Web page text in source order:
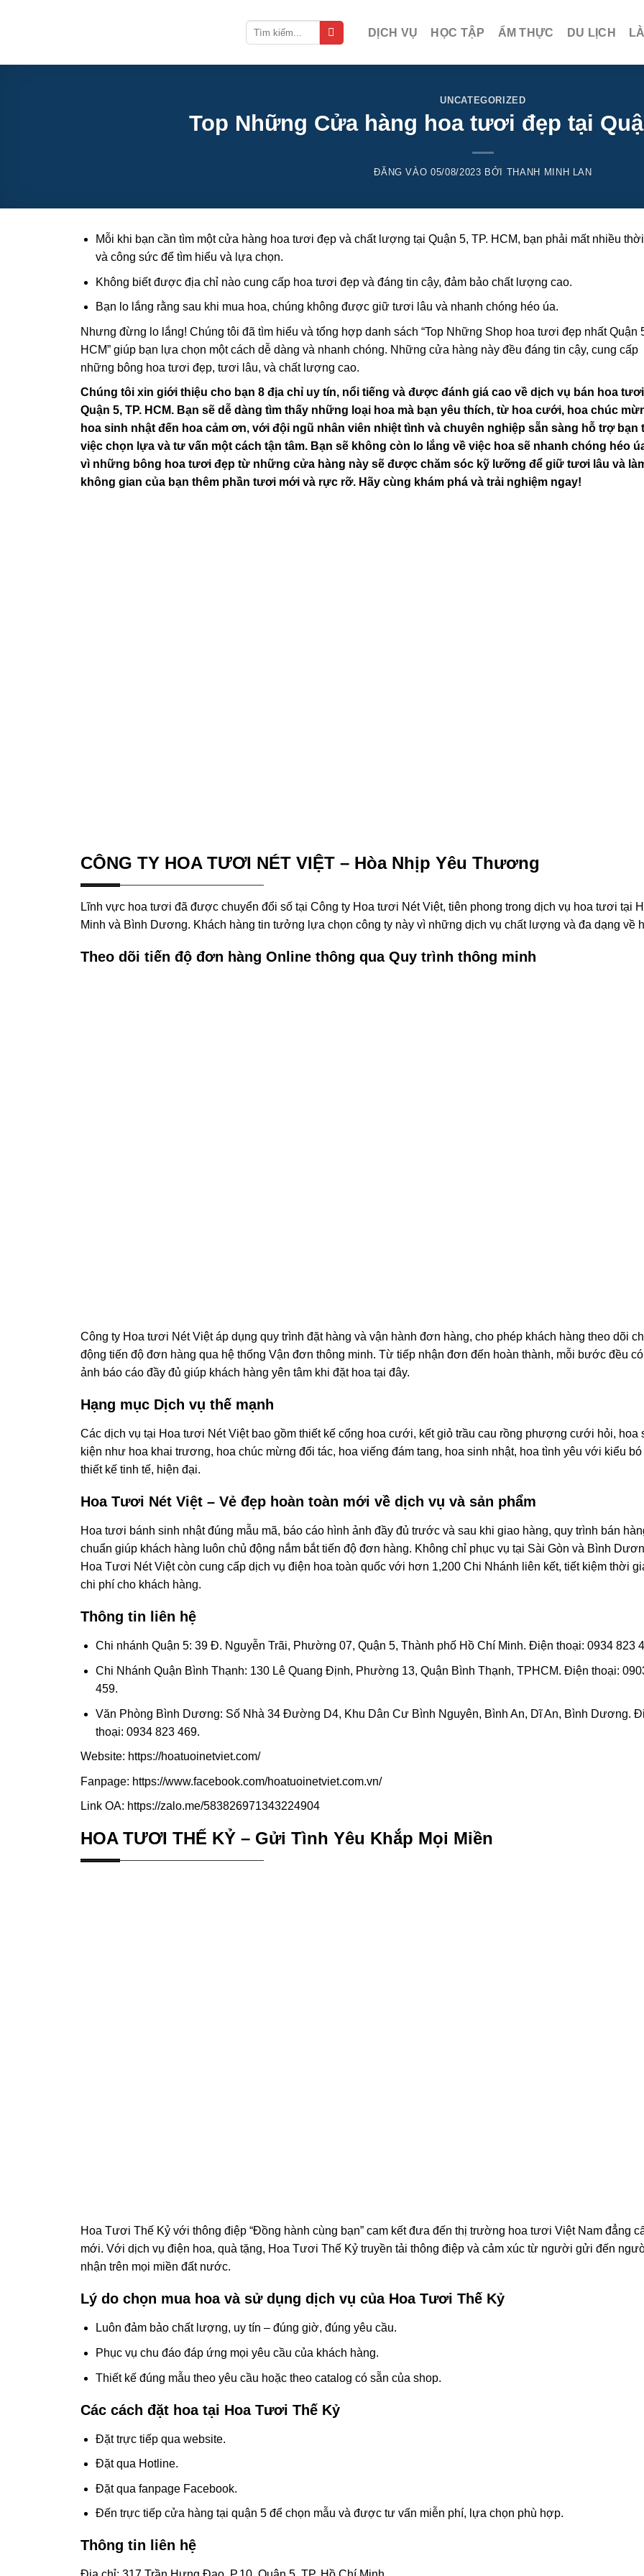
dung
DỊCH VỤ HỌC TẬP ẨM THỰC DU LỊCH
UNCATEGORIZED
Top Những Cửa hàng hoa tươi đẹp tại
ĐĂNG VÀO05/08/2023 BỞI THANH MINH LAN
Mỗi khi bạn cần tìm một cửa hàng hoa tươi đẹp và chất lượng tại Quận 5, TP. HCM, bạn phải mất nhiều
và công sức để tìm hiểu và lựa chọn.
Không biết được địa chỉ nào cung cấp hoa tươi đẹp và đáng tin cậy, đảm bảo chất lượng cao.
Bạn lo lắng rằng sau khi mua hoa, chúng không được giữ tươi lâu và nhanh chóng héo úa.
Nhưng đừng lo lắng! Chúng tôi đã tìm hiểu và tổng hợp danh sách “Top Những Shop hoa tươi đẹp nhất Quận
HCM” giúp bạn lựa chọn một cách dễ dàng và nhanh chóng. Những cửa hàng này đều đáng tin cậy, cung cấp
những bông hoa tươi đẹp, tươi lâu, và chất lượng cao.
Chúng tôi xin giới thiệu cho bạn 8 địa chỉ uy tín, nổi tiếng và được đánh giá cao về dịch vụ bán hoa
Quận 5, TP. HCM. Bạn sẽ dễ dàng tìm thấy những loại hoa mà bạn yêu thích, từ hoa cưới, hoa chúc
hoa sinh nhật đến hoa cảm ơn, với đội ngũ nhân viên nhiệt tình và chuyên nghiệp sẵn sàng hỗ trợ bạn
việc chọn lựa và tư vấn một cách tận tâm. Bạn sẽ không còn lo lắng về việc hoa sẽ nhanh chóng héo
vì những bông hoa tươi đẹp từ những cửa hàng này sẽ được chăm sóc kỹ lưỡng để giữ tươi lâu và
không gian của bạn thêm phần tươi mới và rực rỡ. Hãy cùng khám phá và trải nghiệm ngay!
CÔNG TY HOA TƯƠI NÉT VIỆT – Hòa Nhịp Yêu Thương
Lĩnh vực hoa tươi đã được chuyển đổi số tại Công ty Hoa tươi Nét Việt, tiên phong trong dịch vụ hoa tươi tại
Minh và Bình Dương. Khách hàng tin tưởng lựa chọn công ty này vì những dịch vụ chất lượng và đa dạng về
Theo dõi tiến độ đơn hàng Online thông qua Quy trình thông minh
Công ty Hoa tươi Nét Việt áp dụng quy trình đặt hàng và vận hành đơn hàng, cho phép khách hàng theo dõi
động tiến độ đơn hàng qua hệ thống Vận đơn thông minh. Từ tiếp nhận đơn đến hoàn thành, mỗi bước đều
ảnh báo cáo đầy đủ giúp khách hàng yên tâm khi đặt hoa tại đây.
Hạng mục Dịch vụ thế mạnh
Các dịch vụ tại Hoa tươi Nét Việt bao gồm thiết kế cổng hoa cưới, kết giỏ trầu cau rồng phượng cưới hỏi, hoa
kiện như hoa khai trương, hoa chúc mừng đối tác, hoa viếng đám tang, hoa sinh nhật, hoa tình yêu với kiểu
thiết kế tinh tế, hiện đại.
Hoa Tươi Nét Việt – Vẻ đẹp hoàn toàn mới về dịch vụ và sản phẩm
Hoa tươi bánh sinh nhật đúng mẫu mã, báo cáo hình ảnh đầy đủ trước và sau khi giao hàng, quy trình bán
chuẩn giúp khách hàng luôn chủ động nắm bắt tiến độ đơn hàng. Không chỉ phục vụ tại Sài Gòn và Bình
Hoa Tươi Nét Việt còn cung cấp dịch vụ điện hoa toàn quốc với hơn 1,200 Chi Nhánh liên kết, tiết kiệm thời
chi phí cho khách hàng.
Thông tin liên hệ
Chi nhánh Quận 5: 39 Đ. Nguyễn Trãi, Phường 07, Quận 5, Thành phố Hồ Chí Minh. Điện thoại: 0934 823
Chi Nhánh Quận Bình Thạnh: 130 Lê Quang Định, Phường 13, Quận Bình Thạnh, TPHCM. Điện thoại:
459.
Văn Phòng Bình Dương: Số Nhà 34 Đường D4, Khu Dân Cư Bình Nguyên, Bình An, Dĩ An, Bình Dương.
thoại: 0934 823 469.
Website: https://hoatuoinetviet.com/
Fanpage: https://www.facebook.com/hoatuoinetviet.com.vn/
Link OA: https://zalo.me/583826971343224904
HOA TƯƠI THẾ KỶ – Gửi Tình Yêu Khắp Mọi Miền
Hoa Tươi Thế Kỷ với thông điệp “Đồng hành cùng bạn” cam kết đưa đến thị trường hoa tươi Việt Nam đẳng
mới. Với dịch vụ điện hoa, quà tặng, Hoa Tươi Thế Kỷ truyền tải thông điệp và cảm xúc từ người gửi đến
nhận trên mọi miền đất nước.
Lý do chọn mua hoa và sử dụng dịch vụ của Hoa Tươi Thế Kỷ
Luôn đảm bảo chất lượng, uy tín – đúng giờ, đúng yêu cầu.
Phục vụ chu đáo đáp ứng mọi yêu cầu của khách hàng.
Thiết kế đúng mẫu theo yêu cầu hoặc theo catalog có sẵn của shop.
Các cách đặt hoa tại Hoa Tươi Thế Kỷ
Đặt trực tiếp qua website.
Đặt qua Hotline.
Đặt qua fanpage Facebook.
Đến trực tiếp cửa hàng tại quận 5 để chọn mẫu và được tư vấn miễn phí, lựa chọn phù hợp.
Thông tin liên hệ